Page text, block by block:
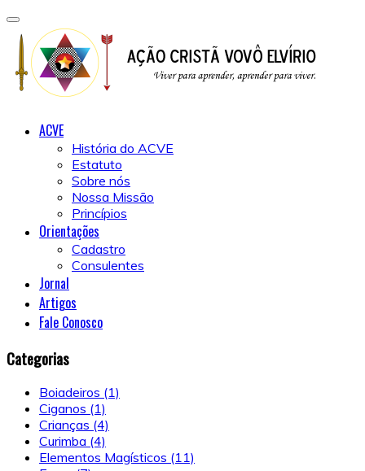
ACVE
História do ACVE
Estatuto
Sobre nós
Nossa Missão
Princípios
Orientações
Cadastro
Consulentes
Jornal
Artigos
Fale Conosco
Categorias
Boiadeiros (1)
Ciganos (1)
Crianças (4)
Curimba (4)
Elementos Magísticos (11)